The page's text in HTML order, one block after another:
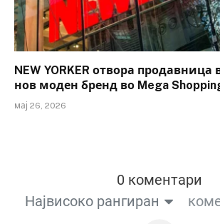
NEW YORKER отвора продавница
нов моден бренд во Mega
мај 26, 2026
0 коментари
Највисоко рангиран